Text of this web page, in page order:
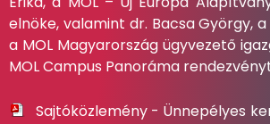
elnöke, valamint dr. Bacsa György,
a MOL Magyarország ügyvezető
MOL Campus Panoráma
Sajtóközlemény - Ünnepélyes